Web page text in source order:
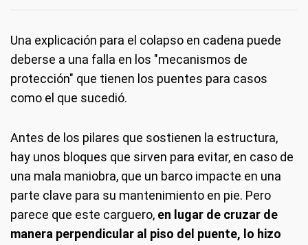
Una explicación para el colapso en cadena puede
deberse a una falla en los "mecanismos de
protección" que tienen los puentes para casos
como el que sucedió.
Antes de los pilares que sostienen la estructura,
hay unos bloques que sirven para evitar, en caso de
una mala maniobra, que un barco impacte en una
parte clave para su mantenimiento en pie. Pero
parece que este carguero, en lugar de cruzar de
manera perpendicular al piso del puente, lo hizo